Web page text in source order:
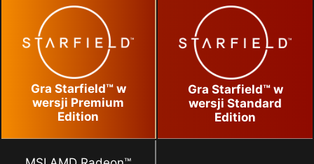
Gra Starfield™ w
wersji Premium
Edition
Gra Starfield™ w
wersji Standard
Edition